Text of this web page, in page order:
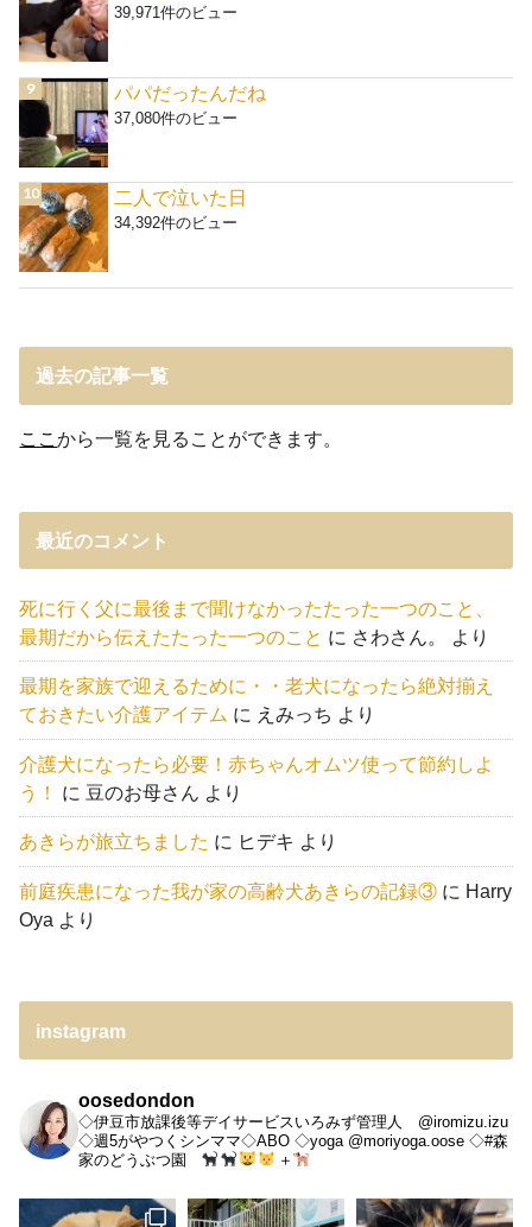
39,971件のビュー
パパだったんだね
37,080件のビュー
二人で泣いた日
34,392件のビュー
過去の記事一覧
ここから一覧を見ることができます。
最近のコメント
死に行く父に最後まで聞けなかったたった一つのこと、
最期だから伝えたたった一つのこと に さわさん。 より
最期を家族で迎えるために・・老犬になったら絶対揃え
ておきたい介護アイテム に えみっち より
介護犬になったら必要！赤ちゃんオムツ使って節約しよ
う！
に 豆のお母さん より
あきらが旅立ちました に ヒデキ より
前庭疾患になった我が家の高齢犬あきらの記録③ に Harry
Oya より
instagram
oosedondon
◇伊豆市放課後等デイサービスいろみず管理人 @iromizu.izu
◇週5がやつくシンママ◇ABO ◇yoga @moriyoga.oose ◇#森
家のどうぶつ園
＋